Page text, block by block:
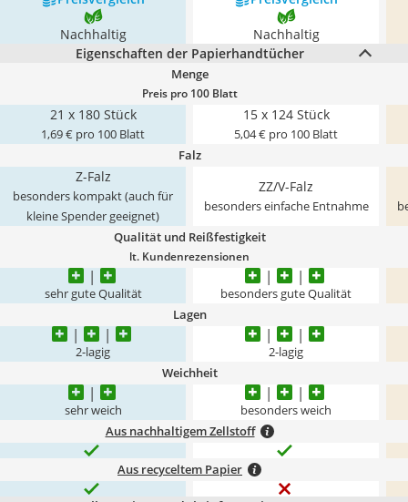
Nachhaltig
Nachhaltig
Eigenschaften der Papierhandtücher
Menge
Preis pro 100 Blatt
21 x 180 Stück
1,69 € pro 100 Blatt
15 x 124 Stück
5,04 € pro 100 Blatt
Falz
Z-Falz
besonders kompakt (auch für
kleine Spender geeignet)
ZZ/V-Falz
besonders einfache Entnahme
Qualität und Reißfestigkeit
lt. Kundenrezensionen
sehr gute Qualität besonders gute Qualität
Lagen
2-lagig 2-lagig
Weichheit
sehr weich besonders weich
Aus nachhaltigem Zellstoff
Aus recyceltem Papier